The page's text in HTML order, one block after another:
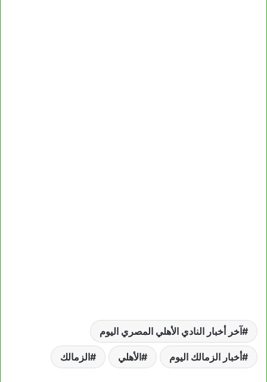
آخر أخبار النادي الأهلي المصري اليوم
أخبار الزمالك اليوم الأهلي الزمالك